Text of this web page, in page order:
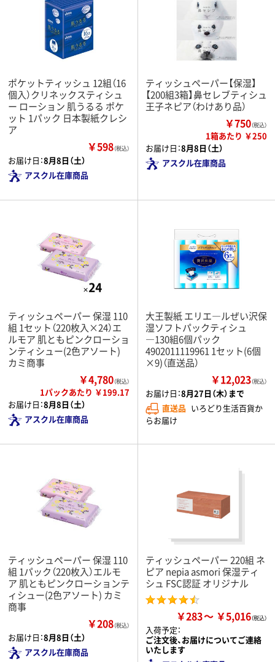
ポケットティッシュ 12組（16
個入）クリネックスティシュ
ー ローション 肌うるる ポケ
ット 1パック 日本製紙クレシ
ア
￥598（税込）
お届け日：8月8日（土）
アスクル在庫商品
ティッシュペーパー【保湿】
【200組3箱】鼻セレブティシュ
王子ネピア（わけあり品）
￥750（税込）
1箱あたり ￥250
お届け日：8月8日（土）
アスクル在庫商品
ティッシュペーパー 保湿 110
組 1セット（220枚入×24）エ
ルモア 肌ともピンクローショ
ンティシュー(2色アソート)
カミ商事
￥4,780（税込）
1パックあたり ￥199.17
お届け日：8月8日（土）
アスクル在庫商品
大王製紙 エリエ―ルぜい沢保
湿ソフトパックティシュ
―130組6個パック
4902011119961 1セット(6個
×9)（直送品）
￥12,023（税込）
お届け日：8月27日（木）まで
直送品 いろどり生活百貨か
らお届け
ティッシュペーパー 保湿 110
組 1パック（220枚入）エルモ
ア 肌ともピンクローションテ
ィシュー(2色アソート) カミ
商事
￥208（税込）
お届け日：8月8日（土）
アスクル在庫商品
ティッシュペーパー 220組 ネ
ピア nepia asmori 保湿ティ
シュ FSC認証 オリジナル
￥283 ￥5,016
入荷予定：
ご注文後、お届けについてご連絡
いたします